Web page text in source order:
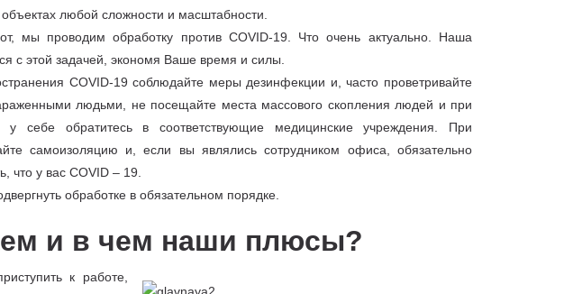
любой сложности и масштабности.
мы проводим обработку против COVID-19. Что очень актуально. Наша
с этой задачей, экономя Ваше время и силы.
COVID-19 соблюдайте меры дезинфекции и, часто проветривайте
людьми, не посещайте места массового скопления людей и при
у себе обратитесь в соответствующие медицинские учреждения. При
самоизоляцию и, если вы являлись сотрудником офиса, обязательно
что у вас COVID – 19.
обработке в обязательном порядке.
и в чем наши плюсы?
к работе,